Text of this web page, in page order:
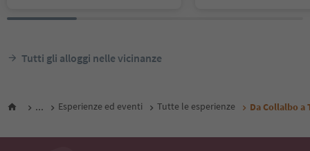
Tutti gli alloggi nelle vicinanze
... Esperienze ed eventi Tutte le esperienze Da Collalbo a